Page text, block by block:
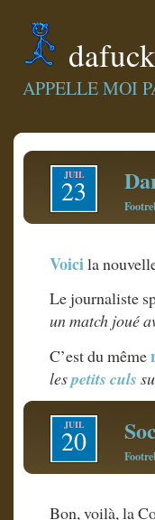
APPELLE MOI
JUIL
23
Voicila
Le journaliste
un match joué
C’est du même
lespetits culs
JUIL
20
Bon, voilà, la